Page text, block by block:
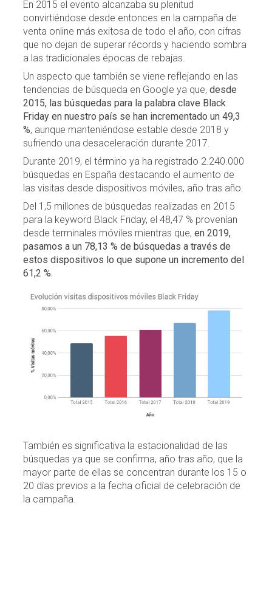
En 2015 el evento alcanzaba su plenitud
convirtiéndose desde entonces en la campaña de
venta online más exitosa de todo el año, con cifras
que no dejan de superar récords y haciendo sombra
a las tradicionales épocas de rebajas.
Un aspecto que también se viene reflejando en las
tendencias de búsqueda en Google ya que,desde
2015, las búsquedas para la palabra clave Black
Friday en nuestro país se han incrementado un 49,3
%, aunque manteniéndose estable desde 2018 y
sufriendo una desaceleración durante 2017.
Durante 2019, el término ya ha registrado 2.240.000
búsquedas en España destacando el aumento de
las visitas desde dispositivos móviles, año tras año.
Del 1,5 millones de búsquedas realizadas en 2015
para la keyword Black Friday, el 48,47 % provenían
desde terminales móviles mientras que,en 2019,
pasamos a un 78,13 % de búsquedas a través de
estos dispositivos lo que supone un incremento del
61,2 %.
También es significativa la estacionalidad de las
búsquedas ya que se confirma, año tras año, que la
mayor parte de ellas se concentran durante los 15 o
20 días previos a la fecha oficial de celebración de
la campaña.